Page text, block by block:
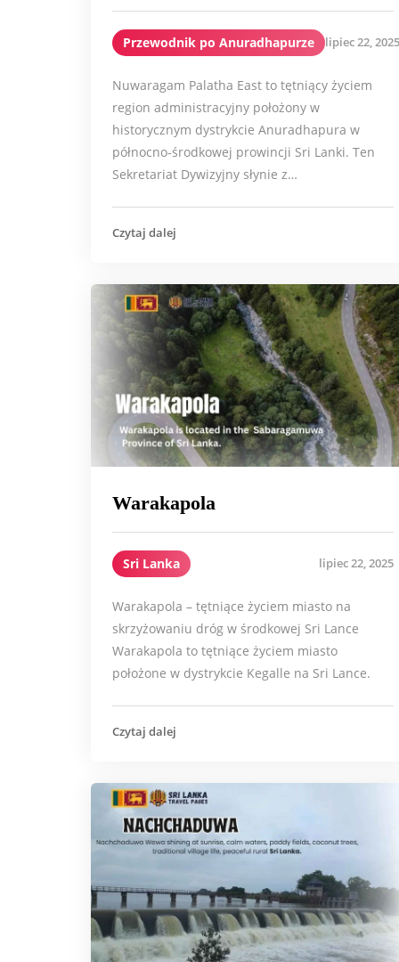
Przewodnik po Anuradhapurze lipiec 22, 2025
Nuwaragam Palatha East to tętniący życiem
region administracyjny położony w
historycznym dystrykcie Anuradhapura w
północno-środkowej prowincji Sri Lanki. Ten
Sekretariat Dywizyjny słynie z…
Czytaj dalej
Warakapola
Sri Lanka lipiec 22, 2025
Warakapola – tętniące życiem miasto na
skrzyżowaniu dróg w środkowej Sri Lance
Warakapola to tętniące życiem miasto
położone w dystrykcie Kegalle na Sri Lance.
Czytaj dalej